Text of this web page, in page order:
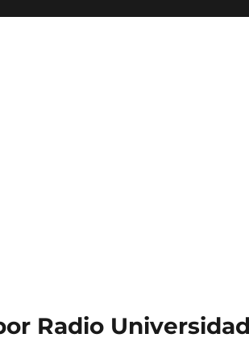
Radio